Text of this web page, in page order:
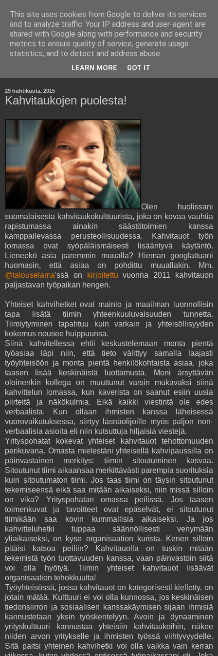
Kara Kuumana -
Johtamisen Jyväsiä
Havaintoja työelämästä ja yritysmaailmasta.
29 huhtikuuta, 2015
Kahvitaukojen puolesta!
Olen huolissani
suomalaisesta kahvitaukokulttuurista, joka on kovaa vauhtia
rapistumassa ainakin säästötoimien kanssa
kamppailevassa perusteollisuudessa. Kahvitauot työn
lomassa ovat syöpäläismäisesti lisääntyvä käytäntö.
Lieneekö asia paremmin muualla? Hieman googlattuani
huomasin, että asiaa on pohdittu muuallakin. Mm.
@talouselama'ssä on kirjoitettu vuonna 2011 kahvitauon
paljastavan työpaikan hengen.
Yhteiset kahvihetket ovat mainio ja maailman luonnollisin
tapa lisätä tiiminyhteenkuuluvaisuuden tunnetta.
Tiimiytyminen tapahtuu kuin varkain ja yhteisöllisyyden
kokemus nousee huippuunsa.
Siinä kahvitellessa ehtii keskustelemaan monta pientä
työasiaa läpi niin, että tieto välittyy samalla laajasti
työyhteisöön ja monta pientä henkilökohtaista asiaa, joka
taasen lisää keskinäistä luottamusta. Moni ärsyttävän
oloinenkin kollega on muuttunut varsin mukavaksi siinä
kahvittelun lomassa, kun kaverista on saanut esiin uusia
piirteitä ja näkökulmia. Eikä kaikki viestintä ole edes
verbaalista. Kun ollaan ihmisten kanssa läheisessä
vuorovaikutuksessa, siirtyy läsnäolijoille myös paljon non-
verbaalisia asioita eli niin kutsuttuja hiljaisia viestejä.
Yrityspohatat kokevat yhteiset kahvitauot tehottomuuden
perikuvana. Omasta mielestäni yhteisellä kahvipaussilla on
päinvastainen merkitys: tiimin sitoutuminen kasvaa.
Sitoutunut tiimi aikaansaa merkittävästi parempia suorituksia
kuin sitoutumaton tiimi. Jos taas tiimi on täysin sitoutunut
tekemiseensä eikä saa mitään aikaiseksi, niin missä silloin
on vika? Yrityspohatan omassa peilissä. Jos taasen
toimenkuvat ja tavoitteet ovat epäselvät, ei sitoutunut
tiimikään saa kovin kummallisia aikaiseksi. Ja jos
kahvitteluhetki tuppaa säännöllisesti venymään
yliaikaiseksi, on kyse organisaation kurista. Kenen silloin
pitäisi katsoa peiliin? Kahvitauolla on tuskin mitään
tekemistä työn tuottavuuden kanssa, vaan päinvastoin siitä
voi olla hyötyä. Tiimin yhteiset kahvitauot lisäävät
organisaation tehokkuutta!
Työyhteisössä, jossa kahvitauot on kategorisesti kielletty, on
jotain mätää. Kulttuuri ei voi olla kunnossa, jos keskinäisen
tiedonsiirron ja sosiaalisen kanssakäymisen sijaan ihmisiä
kannustetaan yksin työskentelyyn. Avoin ja dynaaminen
yrityskulttuuri kannustaa yhteisiin kahvitaukoihin, näkee
niiden arvon yritykselle ja ihmisten työssä viihtyvyydelle.
Sitä paitsi yhteinen kahvihetki voi olla vaikka vain kerran
This site uses cookies from Google to deliver its services
and to analyze traffic. Your IP address and user-agent are
shared with Google along with performance and security
metrics to ensure quality of service, generate usage
statistics, and to detect and address abuse.
LEARN MORE GOT IT